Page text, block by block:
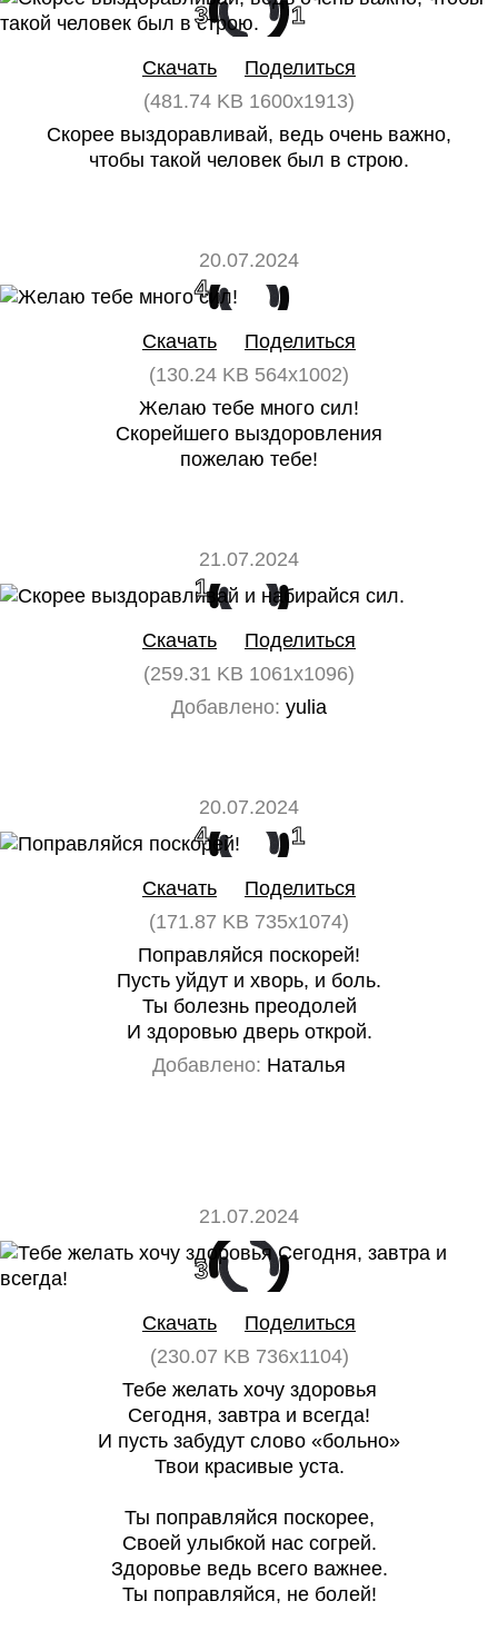
3 1
Скачать
Поделиться
(481.74 KB 1600x1913)
Скорее выздоравливай, ведь очень важно,
чтобы такой человек был в строю.
20.07.2024
4
Скачать
Поделиться
(130.24 KB 564x1002)
Желаю тебе много сил!
Скорейшего выздоровления
пожелаю тебе!
21.07.2024
1 0
Скачать
Поделиться
(259.31 KB 1061x1096)
Добавлено: yulia
20.07.2024
4 1
Скачать
Поделиться
(171.87 KB 735x1074)
Поправляйся поскорей!
Пусть уйдут и хворь, и боль.
Ты болезнь преодолей
И здоровью дверь открой.
Добавлено: Наталья
21.07.2024
3
Скачать
Поделиться
(230.07 KB 736x1104)
Тебе желать хочу здоровья
Сегодня, завтра и всегда!
И пусть забудут слово «больно»
Твои красивые уста.
Ты поправляйся поскорее,
Своей улыбкой нас согрей.
Здоровье ведь всего важнее.
Ты поправляйся, не болей!